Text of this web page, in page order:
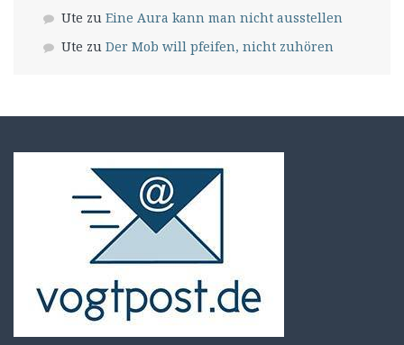
Ute zu Eine Aura kann man nicht ausstellen
Ute zu Der Mob will pfeifen, nicht zuhören